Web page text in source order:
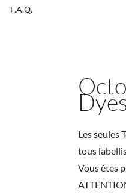
F.A.Q.
Les seules
tous
Vous êtes